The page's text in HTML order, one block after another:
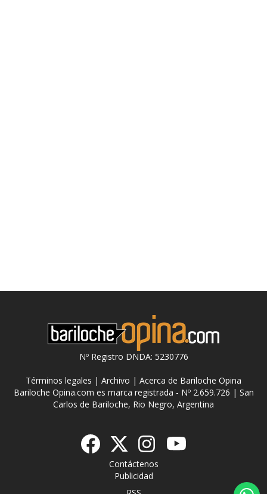
Nº Registro DNDA: 5230776
Términos legales | Archivo | Acerca de Bariloche Opina
Bariloche Opina.com es marca registrada - Nº 2.659.726 | San
Carlos de Bariloche, Rio Negro, Argentina
Contáctenos
Publicidad